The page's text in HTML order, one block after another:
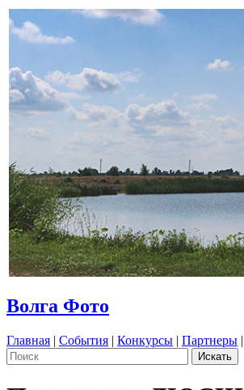
Волга Фото
Главная | События | Конкурсы | Партнеры |